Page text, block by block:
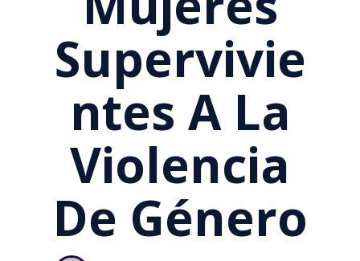
Supervivie
Ntes A La
Violencia
De Género